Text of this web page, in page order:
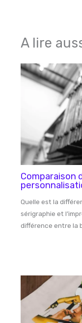
A lire
Comparaison
Quelle est la
sérigraphie et
différence entre la